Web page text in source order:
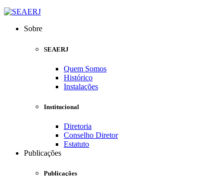
Sobre
SEAERJ
Quem Somos
Histórico
Instalações
Institucional
Diretoria
Conselho Diretor
Estatuto
Publicações
Publicações